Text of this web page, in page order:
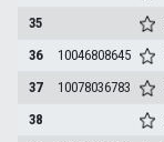
35
36
10046808645
37
10078036783
38